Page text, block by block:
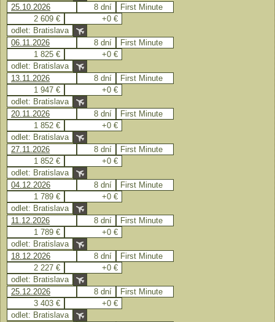
25.10.2026
8 dní
First Minute
2 609 €
+0 €
odlet: Bratislava
06.11.2026
8 dní
First Minute
1 825 €
+0 €
odlet: Bratislava
13.11.2026
8 dní
First Minute
1 947 €
+0 €
odlet: Bratislava
20.11.2026
8 dní
First Minute
1 852 €
+0 €
odlet: Bratislava
27.11.2026
8 dní
First Minute
1 852 €
+0 €
odlet: Bratislava
04.12.2026
8 dní
First Minute
1 789 €
+0 €
odlet: Bratislava
11.12.2026
8 dní
First Minute
1 789 €
+0 €
odlet: Bratislava
18.12.2026
8 dní
First Minute
2 227 €
+0 €
odlet: Bratislava
25.12.2026
8 dní
First Minute
3 403 €
+0 €
odlet: Bratislava